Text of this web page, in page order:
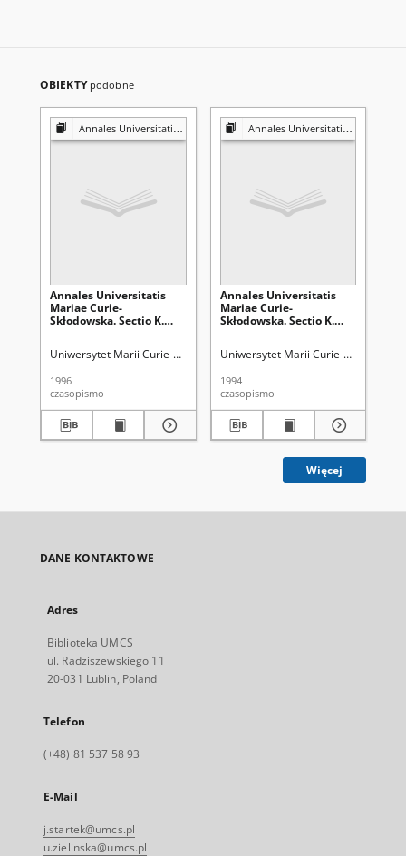
OBIEKTY podobne
Annales Universitatis Mariae Curie-Skłodowska. Sectio K, Politologia
Annales Universitatis
Mariae Curie-
Skłodowska. Sectio K.
spis treści
Uniwersytet Marii Curie-Skłodowskiej (Lublin)
1996
czasopismo
Annales Universitatis Mariae Curie-Skłodowska. Sectio K, Politologia
Annales Universitatis
Mariae Curie-
Skłodowska. Sectio K.
spis treści
Uniwersytet Marii Curie-
1994
czasopismo
Więcej
DANE KONTAKTOWE
Adres
Biblioteka UMCS
ul. Radziszewskiego 11
20-031 Lublin, Poland
Telefon
(+48) 81 537 58 93
E-Mail
j.startek@umcs.pl
u.zielinska@umcs.pl